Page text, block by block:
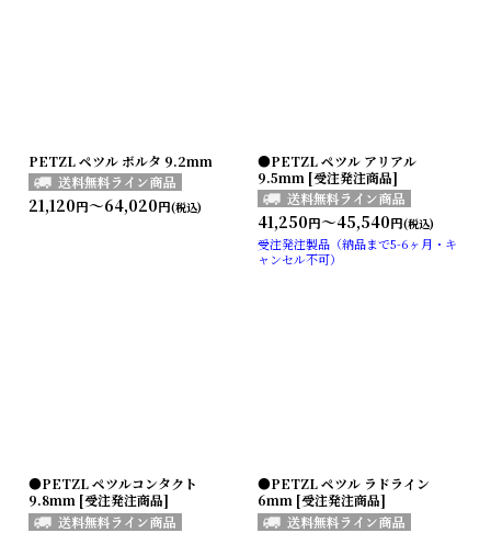
PETZL ペツル ボルタ 9.2mm
21,120円～64,020円(税込)
●PETZL ペツル アリアル
9.5mm [受注発注商品]
41,250円～45,540円(税込)
受注発注製品（納品まで5-6ヶ月・キ
ャンセル不可）
●PETZL ペツルコンタクト
9.8mm [受注発注商品]
●PETZL ペツル ラドライン
6mm [受注発注商品]